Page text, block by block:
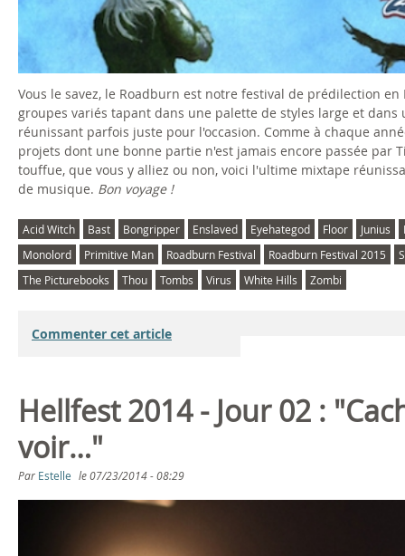
Vous le savez, le Roadburn est notre festival de prédilection
groupes variés tapant dans une palette de styles large et
réunissant parfois juste pour l'occasion. Comme à chaque
projets dont une bonne partie n'est jamais encore passée
touffue, que vous y alliez ou non, voici l'ultime mixtape
de musique. Bon voyage !
Acid Witch Bast Bongripper Enslaved Eyehategod Floor Junius
Monolord
Primitive Man Roadburn Festival Roadburn Festival 2015
The Picturebooks
Thou Tombs Virus White Hills Zombi
Commenter cet article
Hellfest 2014 - Jour 02 :
voir…"
Par Estelle le07/23/2014 - 08:29